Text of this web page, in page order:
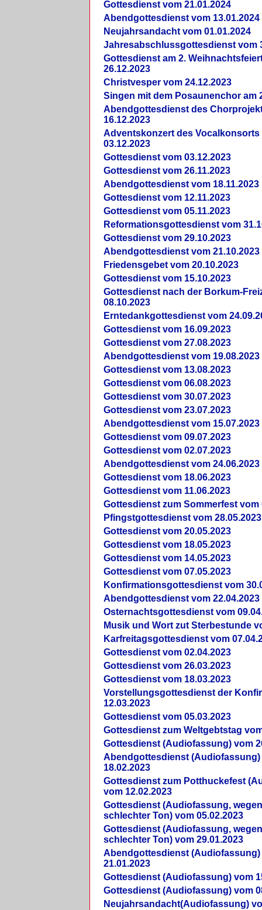
Gottesdienst vom 21.01.2024
Abendgottesdienst vom 13.01.2024
Neujahrsandacht vom 01.01.2024
Jahresabschlussgottesdienst vom
Gottesdienst am 2.
26.12.2023
Christvesper vom 24.12.2023
Singen mit dem Posaunenchor am
Abendgottesdienst des
16.12.2023
Adventskonzert des Vocalkonsorts
03.12.2023
Gottesdienst vom 03.12.2023
Gottesdienst vom 26.11.2023
Abendgottesdienst vom 18.11.2023
Gottesdienst vom 12.11.2023
Gottesdienst vom 05.11.2023
Reformationsgottesdienst vom
Gottesdienst vom 29.10.2023
Abendgottesdienst vom 21.10.2023
Friedensgebet vom 20.10.2023
Gottesdienst vom 15.10.2023
Gottesdienst nach der Borkum-
08.10.2023
Erntedankgottesdienst vom
Gottesdienst vom 16.09.2023
Gottesdienst vom 27.08.2023
Abendgottesdienst vom 19.08.2023
Gottesdienst vom 13.08.2023
Gottesdienst vom 06.08.2023
Gottesdienst vom 30.07.2023
Gottesdienst vom 23.07.2023
Abendgottesdienst vom 15.07.2023
Gottesdienst vom 09.07.2023
Gottesdienst vom 02.07.2023
Abendgottesdienst vom 24.06.2023
Gottesdienst vom 18.06.2023
Gottesdienst vom 11.06.2023
Gottesdienst zum Sommerfest vom
Pfingstgottesdienst vom 28.05.2023
Gottesdienst vom 20.05.2023
Gottesdienst vom 18.05.2023
Gottesdienst vom 14.05.2023
Gottesdienst vom 07.05.2023
Konfirmationsgottesdienst vom
Abendgottesdienst vom 22.04.2023
Osternachtsgottesdienst vom
Musik und Wort zut Sterbestunde
Karfreitagsgottesdienst vom
Gottesdienst vom 02.04.2023
Gottesdienst vom 26.03.2023
Gottesdienst vom 18.03.2023
Vorstellungsgottesdienst der
12.03.2023
Gottesdienst vom 05.03.2023
Gottesdienst zum Weltgebtstag
Gottesdienst (Audiofassung) vom
Abendgottesdienst (Audiofassung)
18.02.2023
Gottesdienst zum Potthuckefest
vom 12.02.2023
Gottesdienst (Audiofassung,
schlechter Ton) vom 05.02.2023
Gottesdienst (Audiofassung,
schlechter Ton) vom 29.01.2023
Abendgottesdienst (Audiofassung)
21.01.2023
Gottesdienst (Audiofassung) vom
Gottesdienst (Audiofassung) vom
Neujahrsandacht(Audiofassung)